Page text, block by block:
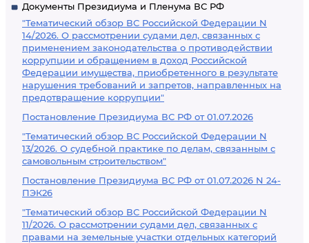
Документы Президиума и Пленума ВС РФ
"Тематический обзор ВС Российской Федерации N
14/2026. О рассмотрении судами дел, связанных с
применением законодательства о противодействии
коррупции и обращением в доход Российской
Федерации имущества, приобретенного в результате
нарушения требований и запретов, направленных на
предотвращение коррупции"
Постановление Президиума ВС РФ от 01.07.2026
"Тематический обзор ВС Российской Федерации N
13/2026. О судебной практике по делам, связанным с
самовольным строительством"
Постановление Президиума ВС РФ от 01.07.2026 N 24-
ПЭК26
"Тематический обзор ВС Российской Федерации N
11/2026. О рассмотрении судами дел, связанных с
правами на земельные участки отдельных категорий